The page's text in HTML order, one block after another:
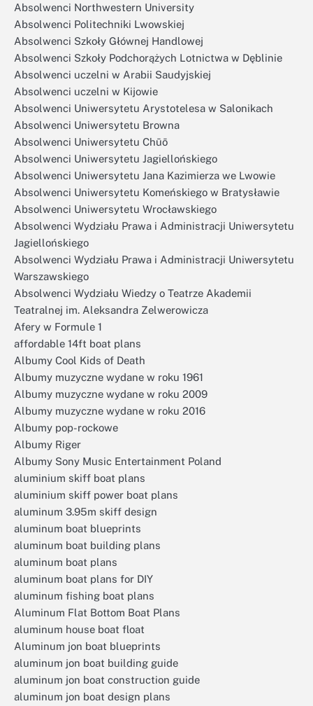
Absolwenci Northwestern University
Absolwenci Politechniki Lwowskiej
Absolwenci Szkoły Głównej Handlowej
Absolwenci Szkoły Podchorążych Lotnictwa w Dęblinie
Absolwenci uczelni w Arabii Saudyjskiej
Absolwenci uczelni w Kijowie
Absolwenci Uniwersytetu Arystotelesa w Salonikach
Absolwenci Uniwersytetu Browna
Absolwenci Uniwersytetu Chūō
Absolwenci Uniwersytetu Jagiellońskiego
Absolwenci Uniwersytetu Jana Kazimierza we Lwowie
Absolwenci Uniwersytetu Komeńskiego w Bratysławie
Absolwenci Uniwersytetu Wrocławskiego
Absolwenci Wydziału Prawa i Administracji Uniwersytetu
Jagiellońskiego
Absolwenci Wydziału Prawa i Administracji Uniwersytetu
Warszawskiego
Absolwenci Wydziału Wiedzy o Teatrze Akademii
Teatralnej im. Aleksandra Zelwerowicza
Afery w Formule 1
affordable 14ft boat plans
Albumy Cool Kids of Death
Albumy muzyczne wydane w roku 1961
Albumy muzyczne wydane w roku 2009
Albumy muzyczne wydane w roku 2016
Albumy pop-rockowe
Albumy Riger
Albumy Sony Music Entertainment Poland
aluminium skiff boat plans
aluminium skiff power boat plans
aluminum 3.95m skiff design
aluminum boat blueprints
aluminum boat building plans
aluminum boat plans
aluminum boat plans for DIY
aluminum fishing boat plans
Aluminum Flat Bottom Boat Plans
aluminum house boat float
Aluminum jon boat blueprints
aluminum jon boat building guide
aluminum jon boat construction guide
aluminum jon boat design plans